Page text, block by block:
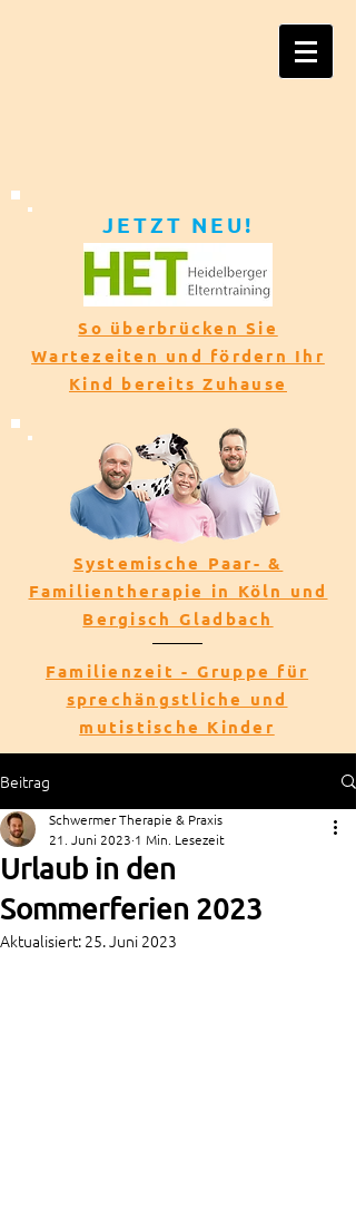
JETZT NEU!​​
So überbrücken Sie
Wartezeiten und fördern Ihr
Kind bereits Zuhause
Systemische Paar- &
Familientherapie in Köln und
Bergisch Gladbach
Familienzeit - Gruppe für
sprechängstliche und
mutistische Kinder
Beitrag
Urlaub in den
Sommerferien 2023
Schwermer Therapie & Praxis
21. Juni 2023 1 Min. Lesezeit
Aktualisiert: 25. Juni 2023